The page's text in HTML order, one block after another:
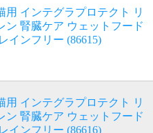
用 インテグラプロテクト リ
ン 腎臓ケア ウェットフード
インフリー (86615)
用 インテグラプロテクト リ
ン 腎臓ケア ウェットフード
インフリー (86616)